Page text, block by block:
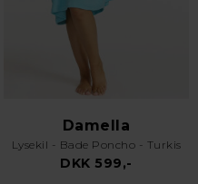
Damella
Lysekil - Bade Poncho - Turkis
DKK 599,-